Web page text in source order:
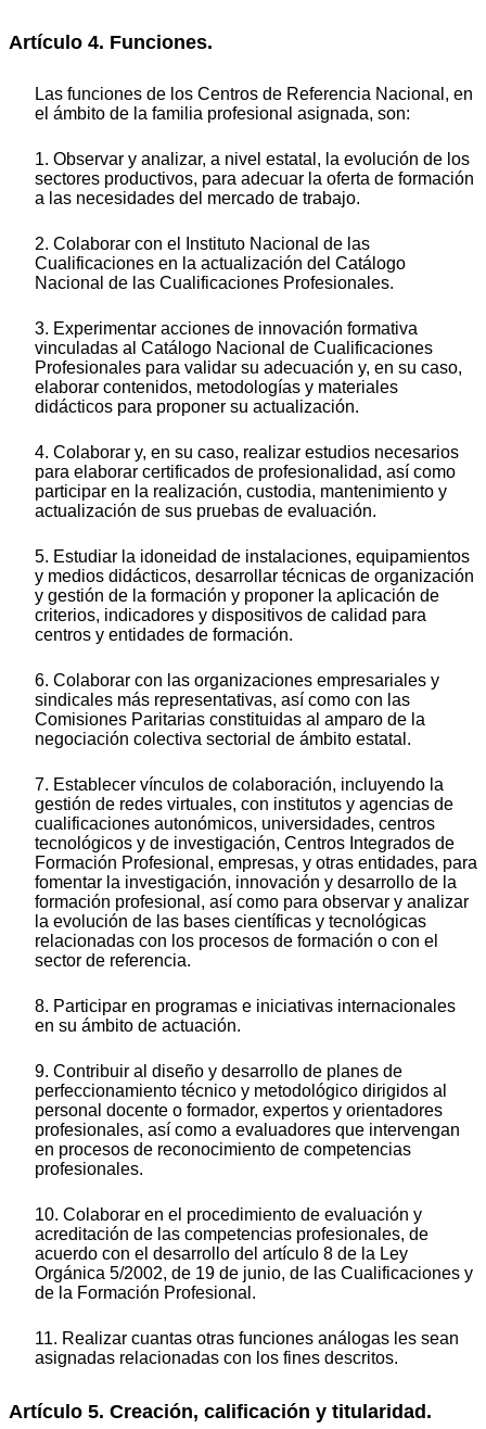
Artículo 4. Funciones.
Las funciones de los Centros de Referencia Nacional, en
el ámbito de la familia profesional asignada, son:
1. Observar y analizar, a nivel estatal, la evolución de los
sectores productivos, para adecuar la oferta de formación
a las necesidades del mercado de trabajo.
2. Colaborar con el Instituto Nacional de las
Cualificaciones en la actualización del Catálogo
Nacional de las Cualificaciones Profesionales.
3. Experimentar acciones de innovación formativa
vinculadas al Catálogo Nacional de Cualificaciones
Profesionales para validar su adecuación y, en su caso,
elaborar contenidos, metodologías y materiales
didácticos para proponer su actualización.
4. Colaborar y, en su caso, realizar estudios necesarios
para elaborar certificados de profesionalidad, así como
participar en la realización, custodia, mantenimiento y
actualización de sus pruebas de evaluación.
5. Estudiar la idoneidad de instalaciones, equipamientos
y medios didácticos, desarrollar técnicas de organización
y gestión de la formación y proponer la aplicación de
criterios, indicadores y dispositivos de calidad para
centros y entidades de formación.
6. Colaborar con las organizaciones empresariales y
sindicales más representativas, así como con las
Comisiones Paritarias constituidas al amparo de la
negociación colectiva sectorial de ámbito estatal.
7. Establecer vínculos de colaboración, incluyendo la
gestión de redes virtuales, con institutos y agencias de
cualificaciones autonómicos, universidades, centros
tecnológicos y de investigación, Centros Integrados de
Formación Profesional, empresas, y otras entidades, para
fomentar la investigación, innovación y desarrollo de la
formación profesional, así como para observar y analizar
la evolución de las bases científicas y tecnológicas
relacionadas con los procesos de formación o con el
sector de referencia.
8. Participar en programas e iniciativas internacionales
en su ámbito de actuación.
9. Contribuir al diseño y desarrollo de planes de
perfeccionamiento técnico y metodológico dirigidos al
personal docente o formador, expertos y orientadores
profesionales, así como a evaluadores que intervengan
en procesos de reconocimiento de competencias
profesionales.
10. Colaborar en el procedimiento de evaluación y
acreditación de las competencias profesionales, de
acuerdo con el desarrollo del artículo 8 de la Ley
Orgánica 5/2002, de 19 de junio, de las Cualificaciones y
de la Formación Profesional.
11. Realizar cuantas otras funciones análogas les sean
asignadas relacionadas con los fines descritos.
Artículo 5. Creación, calificación y titularidad.